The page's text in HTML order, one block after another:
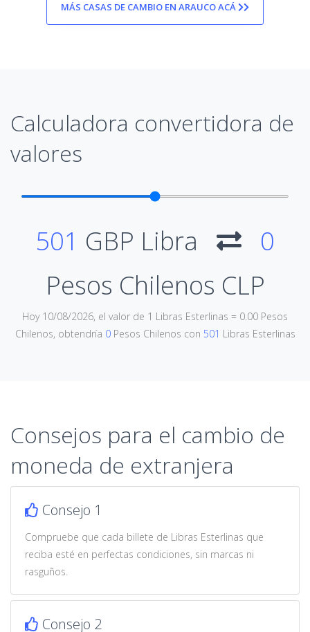
MÁS CASAS DE CAMBIO EN ARAUCO ACÁ
Calculadora convertidora de
valores
501 GBP Libra
0
Pesos Chilenos CLP
Hoy 10/08/2026, el valor de 1 Libras Esterlinas = 0.00 Pesos
Chilenos, obtendría 0Pesos Chilenos con 501 Libras Esterlinas
Consejos para el cambio de
moneda de extranjera
Consejo 1
Compruebe que cada billete de Libras Esterlinas que
reciba esté en perfectas condiciones, sin marcas ni
rasguños.
Consejo 2